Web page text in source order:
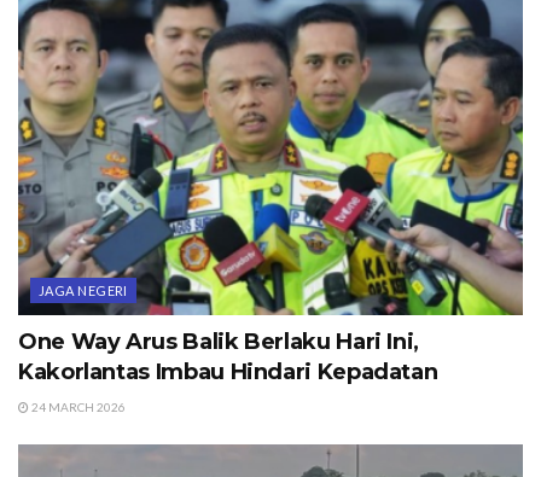
JAGA NEGERI
One Way Arus Balik Berlaku Hari Ini,
Kakorlantas Imbau Hindari Kepadatan
24 MARCH 2026